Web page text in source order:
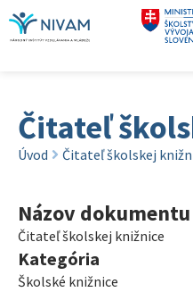
Čitateľ
Úvod Čitateľ školskej
Názov dokumentu
Čitateľ školskej knižnice
Kategória
Školské knižnice